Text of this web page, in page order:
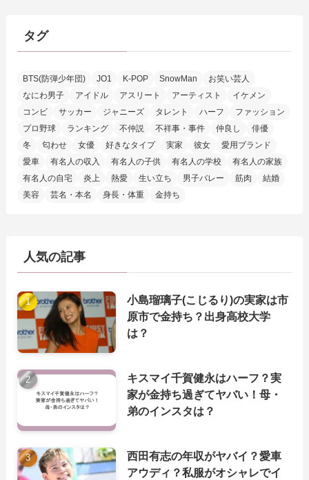
タグ
BTS(防弾少年団) JO1 K-POP SnowMan
お笑い芸人
なにわ男子
アイドル アスリート アーティスト
イケメン
コンビ
サッカー ジャニーズ タレント ハーフ
ファッション
プロ野球
ランキング 不仲説 不祥事・事件 仲良し
俳優
冬
匂わせ 女優 好きなタイプ 実家 彼女
愛用ブランド
愛車
有名人の収入 有名人の子供 有名人の学校
有名人の家族
有名人の自宅
炎上 熱愛 生い立ち 男子バレー 筋肉
結婚
美容
芸名・本名 身長・体重 金持ち
人気の記事
小島瑠璃子(こじるり)の実家は市
原市で金持ち？出身高校大学
は？
キスマイ千賀健永はハーフ？実
家が金持ち過ぎてヤバい！母・
弟のインスタは？
西田有志の年収がヤバイ？愛車
アウディ？私服がオシャレでイ